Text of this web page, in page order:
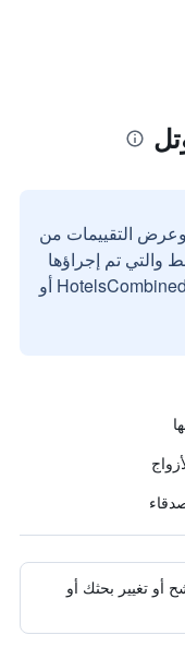
التقييمات من
والتي تم إجراؤها
بواسطة مستخدمين حقيقيين مع HotelsCombined أو
أو تغيير بحثك أو